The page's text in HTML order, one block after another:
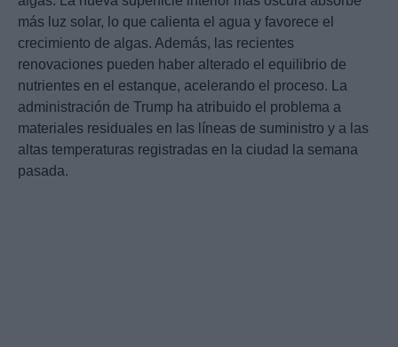
más luz solar, lo que calienta el agua y favorece el
crecimiento de algas. Además, las recientes
renovaciones pueden haber alterado el equilibrio de
nutrientes en el estanque, acelerando el proceso. La
administración de Trump ha atribuido el problema a
materiales residuales en las líneas de suministro y a las
altas temperaturas registradas en la ciudad la semana
pasada.